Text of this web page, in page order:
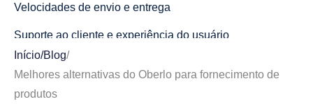
Velocidades de envio e entrega
Suporte ao cliente e experiência do usuário
As melhores alternativas do Oberlo para 2025
1. AliDrop: uma alternativa poderosa do Oberlo para o
Início/Blog/
Melhores alternativas do Oberlo para fornecimento de
produtos